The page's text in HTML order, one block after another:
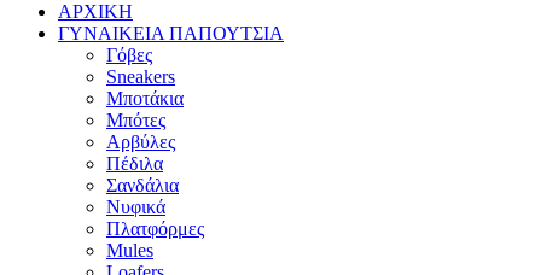
ΑΡΧΙΚΗ
ΓΥΝΑΙΚΕΙΑ ΠΑΠΟΥΤΣΙΑ
Γόβες
Sneakers
Μποτάκια
Μπότες
Αρβύλες
Πέδιλα
Σανδάλια
Νυφικά
Πλατφόρμες
Mules